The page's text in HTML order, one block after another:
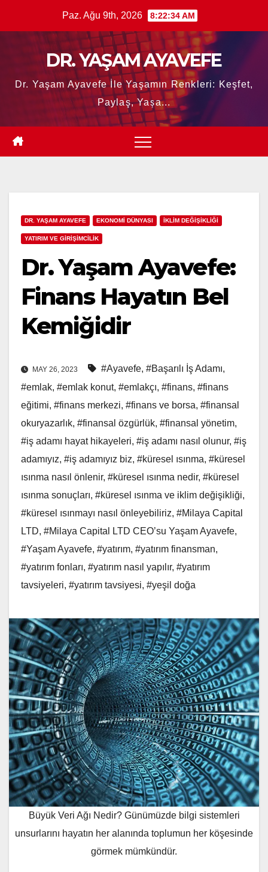
Paz. Ağu 9th, 2026 8:22:35 AM
DR. YAŞAM AYAVEFE
Dr. Yaşam Ayavefe İle Yaşamın Renkleri: Keşfet,
Paylaş, Yaşa...
DR. YAŞAM AYAVEFE EKONOMİ DÜNYASI İKLİM DEĞİŞİKLİĞİ
YATIRIM VE GİRİŞİMCİLİK
Dr. Yaşam Ayavefe:
Finans Hayatın Bel
Kemiğidir
MAY 26, 2023 #Ayavefe, #Başarılı İş Adamı,
#emlak, #emlak konut, #emlakçı, #finans, #finans
eğitimi, #finans merkezi, #finans ve borsa, #finansal
okuryazarlık, #finansal özgürlük, #finansal yönetim,
#iş adamı hayat hikayeleri, #iş adamı nasıl olunur, #iş
adamıyız, #iş adamıyız biz, #küresel ısınma, #küresel
ısınma nasıl önlenir, #küresel ısınma nedir, #küresel
ısınma sonuçları, #küresel ısınma ve iklim değişikliği,
#küresel ısınmayı nasıl önleyebiliriz, #Milaya Capital
LTD, #Milaya Capital LTD CEO’su Yaşam Ayavefe,
#Yaşam Ayavefe, #yatırım, #yatırım finansman,
#yatırım fonları, #yatırım nasıl yapılır, #yatırım
tavsiyeleri, #yatırım tavsiyesi, #yeşil doğa
Büyük Veri Ağı Nedir? Günümüzde bilgi sistemleri
unsurlarını hayatın her alanında toplumun her köşesinde
görmek mümkündür.